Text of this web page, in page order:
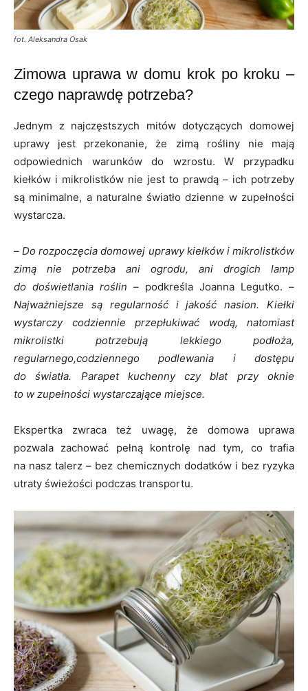
fot. Aleksandra Osak
Zimowa uprawa w domu krok po kroku –
czego naprawdę potrzeba?
Jednym z najczęstszych mitów dotyczących domowej
uprawy jest przekonanie, że zimą rośliny nie mają
odpowiednich warunków do wzrostu. W przypadku
kiełków i mikrolistków nie jest to prawdą – ich potrzeby
są minimalne, a naturalne światło dzienne w zupełności
wystarcza.
–Do rozpoczęcia domowej uprawy kiełków i mikrolistków
zimą nie potrzeba ani ogrodu, ani drogich lamp
do doświetlania roślin – podkreśla Joanna Legutko. –
Najważniejsze są regularność i jakość nasion. Kiełki
wystarczy codziennie przepłukiwać wodą, natomiast
mikrolistki potrzebują lekkiego podłoża,
regularnego,codziennego podlewania i dostępu
do światła. Parapet kuchenny czy blat przy oknie
to w zupełności wystarczające miejsce.
Ekspertka zwraca też uwagę, że domowa uprawa
pozwala zachować pełną kontrolę nad tym, co trafia
na nasz talerz – bez chemicznych dodatków i bez ryzyka
utraty świeżości podczas transportu.